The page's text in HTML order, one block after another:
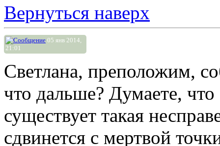
Вернуться наверх
05 янв 2014,
21:01
Светлана, преположим,
что дальше? Думаете,
существует такая
сдвинется с мертвой